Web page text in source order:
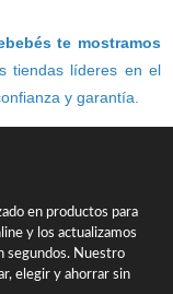
te mostramos
tiendas líderes en el
y garantía.
en productos para
y los actualizamos
segundos. Nuestro
elegir y ahorrar sin